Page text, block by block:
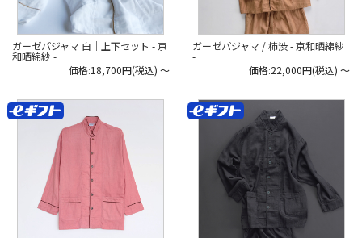
ガーゼパジャマ 白│上下セット - 京
和晒綿紗 -
価格:18,700円(税込) ～
ガーゼパジャマ / 柿渋 - 京和晒綿紗
-
価格:22,000円(税込) ～